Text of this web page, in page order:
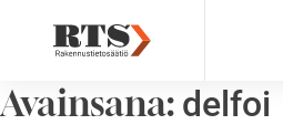
Avainsana: delfoi